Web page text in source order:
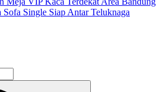
Sofa Single Siap Antar Teluknaga